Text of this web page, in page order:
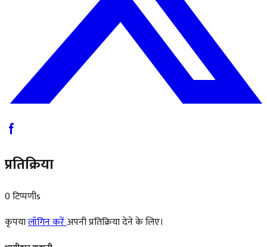
प्रतिक्रिया
0 टिप्पणीs
कृपयालॉगिन करेंअपनी प्रतिक्रिया देने के लिए।